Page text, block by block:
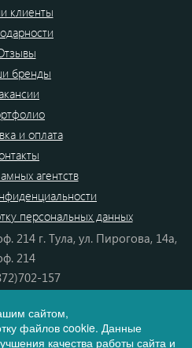
клиенты
бренды
и оплата
агентств
персональных данных
214 г. Тула, ул. Пирогова, 14а,
214
157
555-80-87
info@dono.su
сайтом,
файлов cookie. Данные
качества работы сайта и